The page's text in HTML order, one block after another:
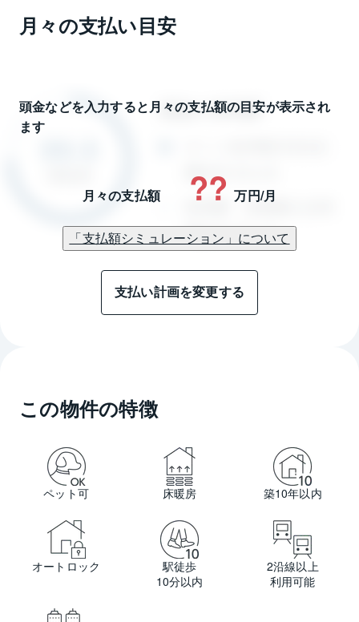
月々の支払い目安
頭金などを入力すると月々の支払額の目安が表示され
ます
月々の支払額 ?? 万円/月
「支払額シミュレーション」について
支払い計画を変更する
この物件の特徴
ペット可 床暖房 築10年以内
オートロック
駅徒歩
10分以内
2沿線以上
利用可能